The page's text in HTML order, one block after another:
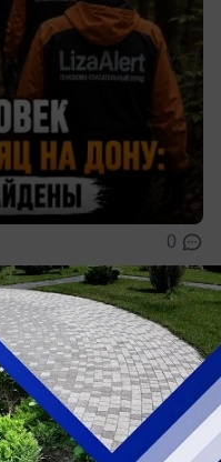
0
за год стало
пожаров
на